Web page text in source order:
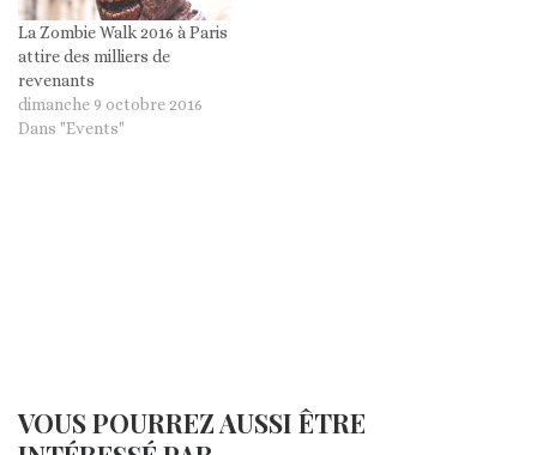
La Zombie Walk 2016 à Paris
attire des milliers de
revenants
dimanche 9 octobre 2016
Dans "Events"
VOUS POURREZ AUSSI ÊTRE